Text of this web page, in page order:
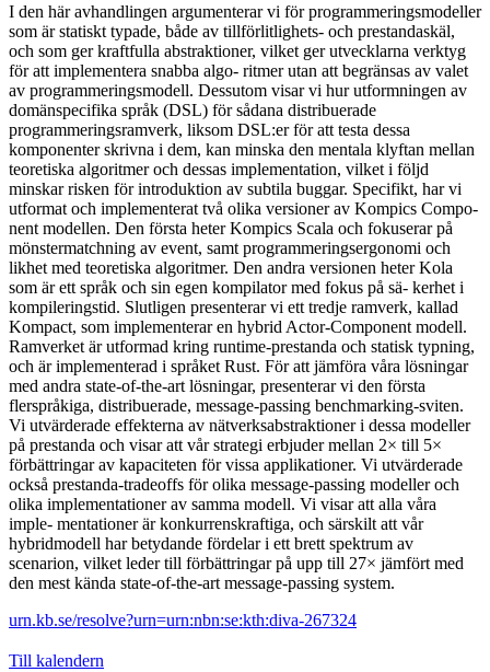
I den här avhandlingen argumenterar vi för programmeringsmodeller
som är statiskt typade, både av tillförlitlighets- och prestandaskäl,
och som ger kraftfulla abstraktioner, vilket ger utvecklarna verktyg
för att implementera snabba algo- ritmer utan att begränsas av valet
av programmeringsmodell. Dessutom visar vi hur utformningen av
domänspecifika språk (DSL) för sådana distribuerade
programmeringsramverk, liksom DSL:er för att testa dessa
komponenter skrivna i dem, kan minska den mentala klyftan mellan
teoretiska algoritmer och dessas implementation, vilket i följd
minskar risken för introduktion av subtila buggar. Specifikt, har vi
utformat och implementerat två olika versioner av Kompics Compo-
nent modellen. Den första heter Kompics Scala och fokuserar på
mönstermatchning av event, samt programmeringsergonomi och
likhet med teoretiska algoritmer. Den andra versionen heter Kola
som är ett språk och sin egen kompilator med fokus på sä- kerhet i
kompileringstid. Slutligen presenterar vi ett tredje ramverk, kallad
Kompact, som implementerar en hybrid Actor-Component modell.
Ramverket är utformad kring runtime-prestanda och statisk typning,
och är implementerad i språket Rust. För att jämföra våra lösningar
med andra state-of-the-art lösningar, presenterar vi den första
flerspråkiga, distribuerade, message-passing benchmarking-sviten.
Vi utvärderade effekterna av nätverksabstraktioner i dessa modeller
på prestanda och visar att vår strategi erbjuder mellan 2× till 5×
förbättringar av kapaciteten för vissa applikationer. Vi utvärderade
också prestanda-tradeoffs för olika message-passing modeller och
olika implementationer av samma modell. Vi visar att alla våra
imple- mentationer är konkurrenskraftiga, och särskilt att vår
hybridmodell har betydande fördelar i ett brett spektrum av
scenarion, vilket leder till förbättringar på upp till 27× jämfört med
den mest kända state-of-the-art message-passing system.
urn.kb.se/resolve?urn=urn:nbn:se:kth:diva-267324
Till kalendern